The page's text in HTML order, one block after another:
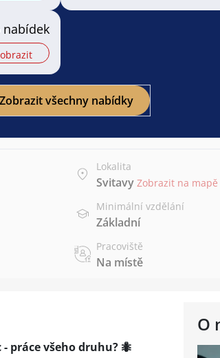
nabídek
Zobrazit všechny nabídky
Lokalita
Svitavy Zobrazit na mapě
Minimální vzdělání
Základní
Pracoviště
Na místě
O
práce všeho druhu? 🐜